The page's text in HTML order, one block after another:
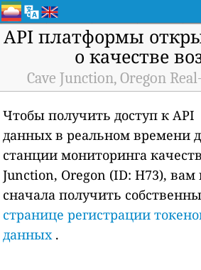
API платформы
о качестве
Cave Junction, Oregon
Чтобы получить доступ к API
данных в реальном времени
станции мониторинга
Junction, Oregon (ID: H73), вам
сначала получить
странице регистрации
данных.